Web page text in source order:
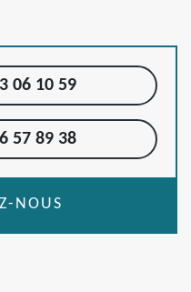
06 10 59
57 89 38
NOUS